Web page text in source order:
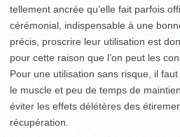
tellement ancrée qu’elle fait parfois
cérémonial, indispensable à une
précis, proscrire leur utilisation est
pour cette raison que l’on peut les
Pour une utilisation sans risque, il
le muscle et peu de temps de
éviter les effets délétères des
récupération.